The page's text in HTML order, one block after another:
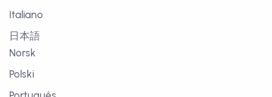
Italiano
日本語
Norsk
Polski